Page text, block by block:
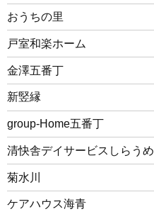
おうちの里
戸室和楽ホーム
金澤五番丁
新竪縁
group-Home五番丁
清快舎デイサービスしらうめ
菊水川
ケアハウス海青